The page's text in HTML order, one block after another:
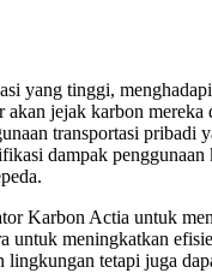
yang tinggi,
jejak karbon
transportasi pribadi
dampak
Karbon Actia untuk
untuk meningkatkan
tetapi juga